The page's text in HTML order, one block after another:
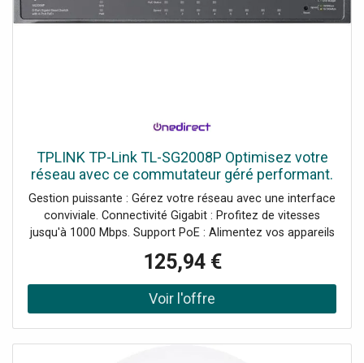
TPLINK TP-Link TL-SG2008P Optimisez votre
réseau avec ce commutateur géré performant.
Gestion puissante : Gérez votre réseau avec une interface
conviviale. Connectivité Gigabit : Profitez de vitesses
jusqu'à 1000 Mbps. Support PoE : Alimentez vos appareils
commutation : Capacité de 16 Gbit/s pour un transfert de
données fluide. Montage facile : Conçu pour un montage
en rack, idéal pour des espaces réduits.
125,94 €